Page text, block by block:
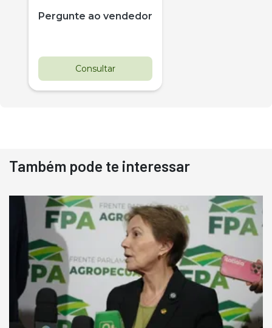
Pergunte ao vendedor
Consultar
Destaque
Usado
Pá Carregadeira Cat 966
Ano 1987
Londrina
R$ 145.000
Também pode te interessar